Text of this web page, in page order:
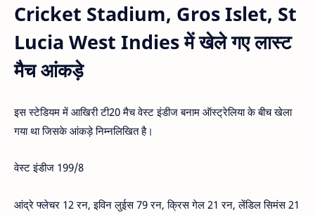
Cricket Stadium, Gros Islet, St
Lucia West Indies में खेले गए लास्ट
मैच आंकड़े
इस स्टेडियम में आखिरी टी20 मैच वेस्ट इंडीज बनाम ऑस्ट्रेलिया के बीच खेला
गया था जिसके आंकड़े निम्नलिखित है।
वेस्ट इंडीज 199/8
आंद्रे फ्लेचर 12 रन, इविन लुईस 79 रन, क्रिस गेल 21 रन, लेंडिल सिमंस 21